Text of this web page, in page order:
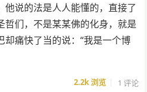
他说的法是人人能懂的，直接了
哲们，不是某某佛的化身，就是
却痛快了当的说：“我是一个博
2.2k浏览 1 评论